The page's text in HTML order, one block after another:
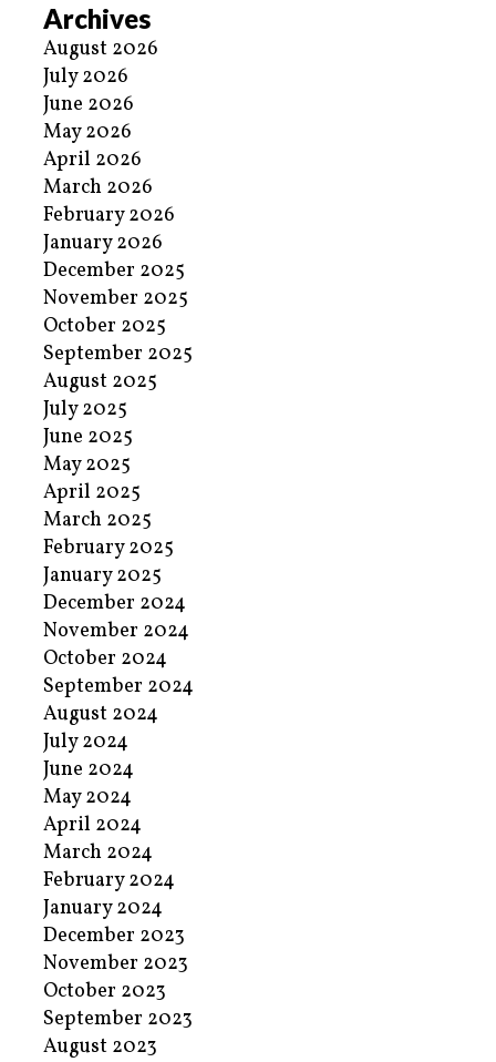
Archives
August 2026
July 2026
June 2026
May 2026
April 2026
March 2026
February 2026
January 2026
December 2025
November 2025
October 2025
September 2025
August 2025
July 2025
June 2025
May 2025
April 2025
March 2025
February 2025
January 2025
December 2024
November 2024
October 2024
September 2024
August 2024
July 2024
June 2024
May 2024
April 2024
March 2024
February 2024
January 2024
December 2023
November 2023
October 2023
September 2023
August 2023